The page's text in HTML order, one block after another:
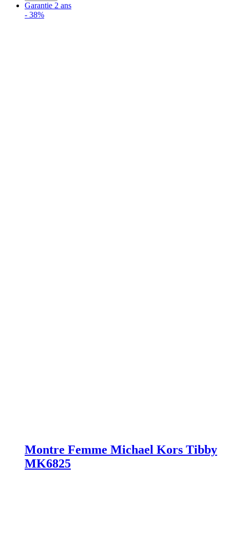
Garantie 2 ans
- 38%
Montre Femme Michael Kors Tibby
MK6825